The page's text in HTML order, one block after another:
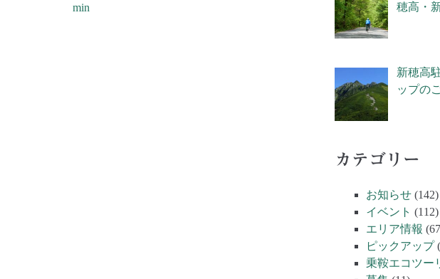
min
穂高・
新穂高
ップの
カテゴリー
お知らせ (142)
イベント (112)
エリア情報
ピックアップ
乗鞍エコツー